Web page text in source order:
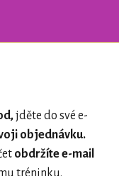
jděte do své e-
objednávku.
obdržíte e-mail
tréninku.